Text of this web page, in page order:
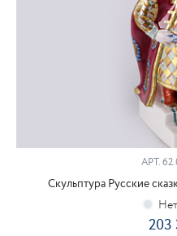
АРТ.
Скульптура Русские
203